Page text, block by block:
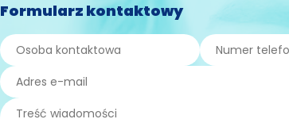
Formularz kontaktowy